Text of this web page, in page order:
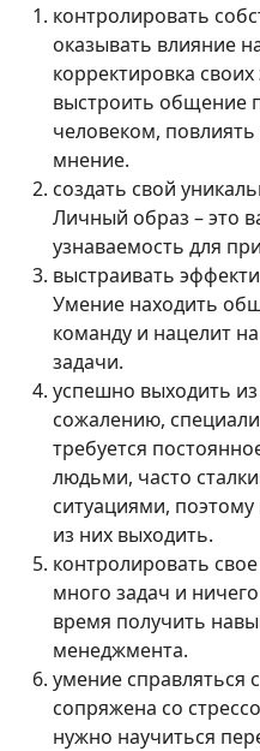
контролировать
оказывать влияние
корректировка
выстроить общение
человеком,
мнение.
создать свой
Личный образ – это
узнаваемость для
выстраивать
Умение находить
команду и нацелит
задачи.
успешно выходить
сожалению,
требуется
людьми, часто
ситуациями,
из них выходить.
контролировать
много задач и
время получить
менеджмента.
умение справляться
сопряжена со
нужно научиться